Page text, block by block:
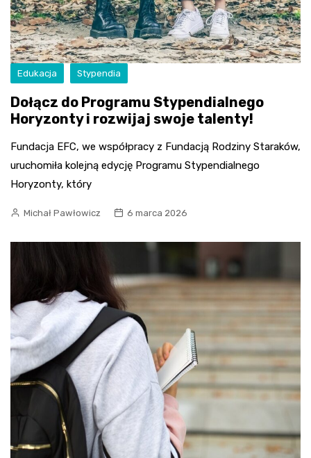
Edukacja Stypendia
Dołącz do Programu Stypendialnego
Horyzonty i rozwijaj swoje talenty!
Fundacja EFC, we współpracy z Fundacją Rodziny Staraków,
uruchomiła kolejną edycję Programu Stypendialnego
Horyzonty, który
Michał Pawłowicz 6 marca 2026